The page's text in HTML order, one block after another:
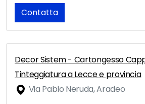
Contatta
Decor Sistem - Cartongesso
Tinteggiatura a Lecce e provincia
Via Pablo Neruda, Aradeo